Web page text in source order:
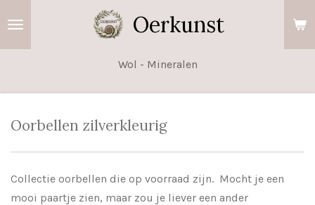
hoofdinhoud
Oerkunst
Wol - Mineralen
Oorbellen zilverkleurig
Collectie oorbellen die op voorraad zijn. Mocht je een
mooi paartje zien, maar zou je liever een ander